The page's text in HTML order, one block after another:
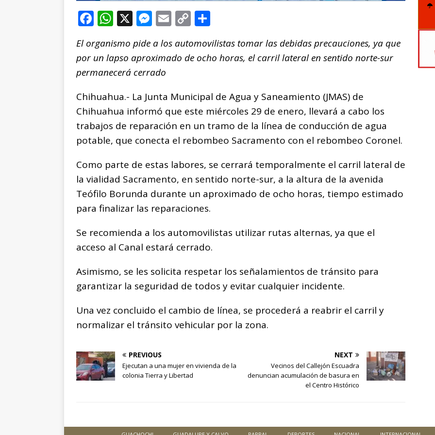
F
c
e
b
o
o
k
W
at
s
A
p
p
X M
ss
e
n
g
e
r
E
ai
l
C
p
y
n
k
m
p
ti
r
El organismo pide a los automovilistas tomar las debidas precauciones, ya que
por un lapso aproximado de ocho horas, el carril lateral en sentido norte-sur
permanecerá cerrado
Chihuahua.- La Junta Municipal de Agua y Saneamiento (JMAS) de
Chihuahua informó que este miércoles 29 de enero, llevará a cabo los
trabajos de reparación en un tramo de la línea de conducción de agua
potable, que conecta el rebombeo Sacramento con el rebombeo Coronel.
Como parte de estas labores, se cerrará temporalmente el carril lateral de
la vialidad Sacramento, en sentido norte-sur, a la altura de la avenida
Teófilo Borunda durante un aproximado de ocho horas, tiempo estimado
para finalizar las reparaciones.
Se recomienda a los automovilistas utilizar rutas alternas, ya que el
acceso al Canal estará cerrado.
Asimismo, se les solicita respetar los señalamientos de tránsito para
garantizar la seguridad de todos y evitar cualquier incidente.
Una vez concluido el cambio de línea, se procederá a reabrir el carril y
normalizar el tránsito vehicular por la zona.
PREVIOUS
Ejecutan a una mujer en vivienda de la
colonia Tierra y Libertad
NEXT
Vecinos del Callejón Escuadra
denuncian acumulación de basura en
el Centro Histórico